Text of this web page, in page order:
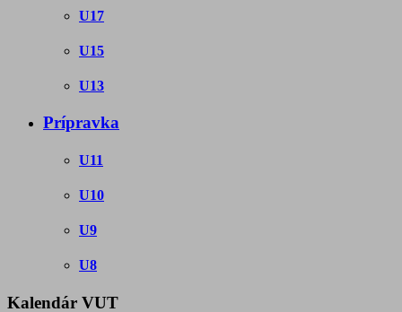
U17
U15
U13
Prípravka
U11
U10
U9
U8
Kalendár VUT